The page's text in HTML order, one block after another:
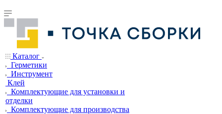
Каталог
Герметики
Инструмент
Клей
Комплектующие для установки и
отделки
Комплектующие для производства